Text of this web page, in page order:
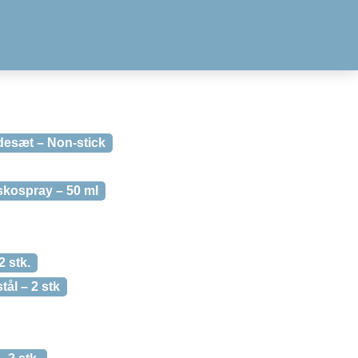
– Non-stick
– 50 ml
stk.
– 2 stk